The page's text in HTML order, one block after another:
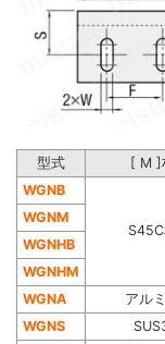
型式 [ M ]
WGNB
WGNM
WGNHB
WGNHM
WGNA
アル
WGNS